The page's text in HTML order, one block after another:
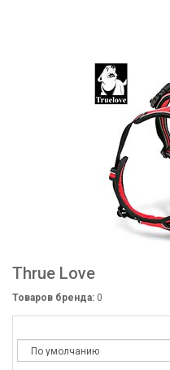
Thrue Love
Товаров бренда: 0